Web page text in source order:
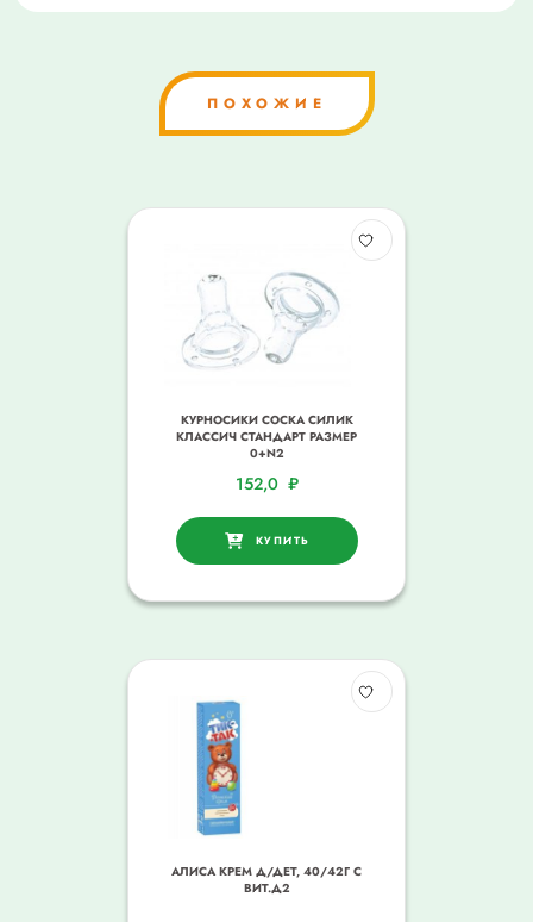
ПОХОЖИЕ
КУРНОСИКИ СОСКА СИЛИК
КЛАССИЧ СТАНДАРТ РАЗМЕР
0+N2
152,0 ₽
КУПИТЬ
АЛИСА КРЕМ Д/ДЕТ, 40/42Г С
ВИТ.Д2